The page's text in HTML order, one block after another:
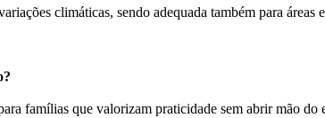
climáticas, sendo adequada também para áreas
famílias que valorizam praticidade sem abrir mão